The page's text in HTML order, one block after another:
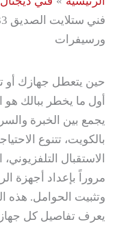
ورسيفرات
حين يتعطل جهازك أو
أول ما يخطر ببالك
يجمع بين الخبرة
بالكويت، تتنوع
الاستقبال
مروراً بإعداد أجهزة
وتثبيت الحوامل.
يعرف تفاصيل كل